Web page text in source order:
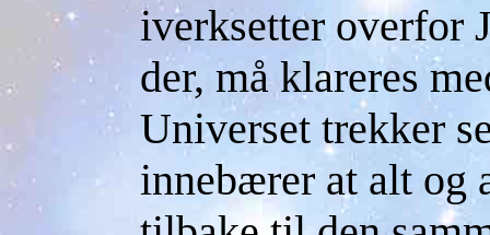
iverksetter overfor
der, må klareres
Universet trekker
innebærer at alt og